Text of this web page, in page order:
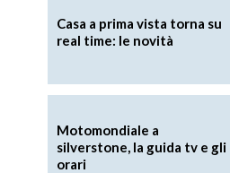
Casa a prima vista torna su
real time: le novità
Motomondiale a
silverstone, la guida tv e gli
orari